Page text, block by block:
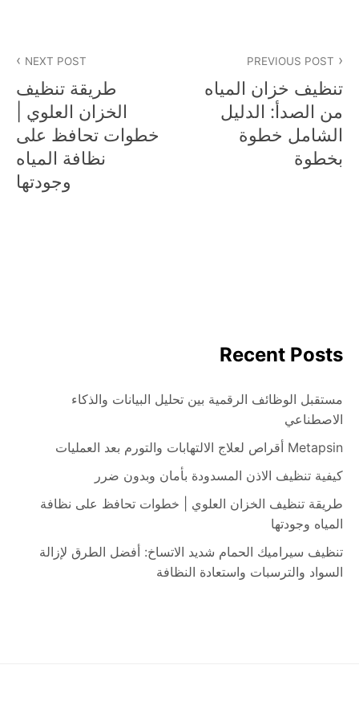
المقالات
PREVIOUS POST
تنظيف خزان المياه
من الصدأ: الدليل
الشامل خطوة
بخطوة
NEXT POST
طريقة تنظيف
الخزان العلوي |
خطوات تحافظ على
نظافة المياه
وجودتها
Recent Posts
مستقبل الوظائف الرقمية بين تحليل البيانات والذكاء
الاصطناعي
Metapsin أقراص لعلاج الالتهابات والتورم بعد العمليات
كيفية تنظيف الاذن المسدودة بأمان وبدون ضرر
طريقة تنظيف الخزان العلوي | خطوات تحافظ على نظافة
المياه وجودتها
تنظيف سيراميك الحمام شديد الاتساخ: أفضل الطرق لإزالة
السواد والترسبات واستعادة النظافة